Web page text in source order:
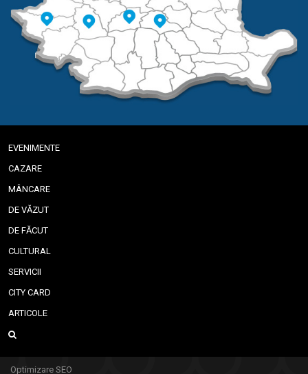
EVENIMENTE
CAZARE
MÂNCARE
DE VĂZUT
DE FĂCUT
CULTURAL
SERVICII
CITY CARD
ARTICOLE
Optimizare SEO